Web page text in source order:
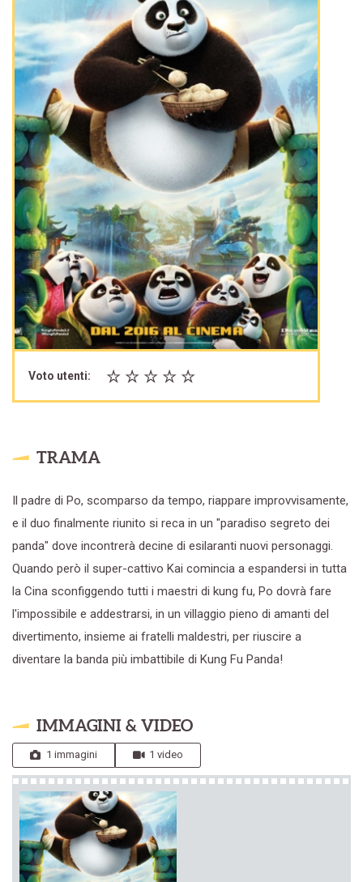
Voto utenti:
TRAMA
Il padre di Po, scomparso da tempo, riappare improvvisamente,
e il duo finalmente riunito si reca in un "paradiso segreto dei
panda" dove incontrerà decine di esilaranti nuovi personaggi.
Quando però il super-cattivo Kai comincia a espandersi in tutta
la Cina sconfiggendo tutti i maestri di kung fu, Po dovrà fare
l'impossibile e addestrarsi, in un villaggio pieno di amanti del
divertimento, insieme ai fratelli maldestri, per riuscire a
diventare la banda più imbattibile di Kung Fu Panda!
IMMAGINI & VIDEO
1 immagini 1 video